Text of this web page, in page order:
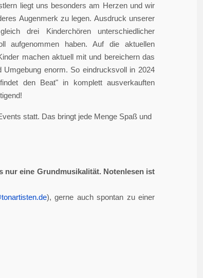
liegt uns besonders am Herzen und wir
Augenmerk zu legen. Ausdruck unserer
drei Kinderchören unterschiedlicher
aufgenommen haben. Auf die aktuellen
machen aktuell mit und bereichern das
enorm. So eindrucksvoll in 2024
den Beat" in komplett ausverkauften
statt. Das bringt jede Menge Spaß und
nur eine Grundmusikalität. Notenlesen ist
), gerne auch spontan zu einer